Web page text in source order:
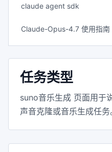
claude agent sdk
Claude-Opus-4.7 使用指南
任务类型
suno音乐生成 页面用于
声音克隆或音乐生成任务